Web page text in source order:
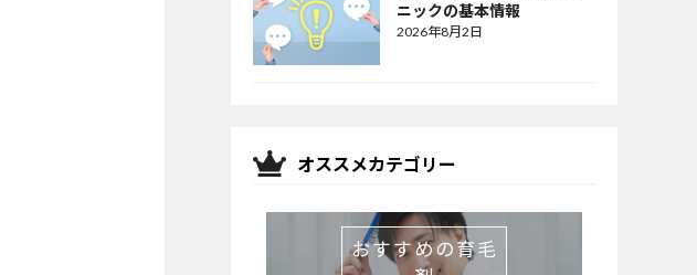
ニックの基本情報
2026年8月2日
オススメカテゴリー
おすすめの育毛